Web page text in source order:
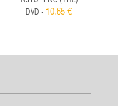
DVD - 10,65 €